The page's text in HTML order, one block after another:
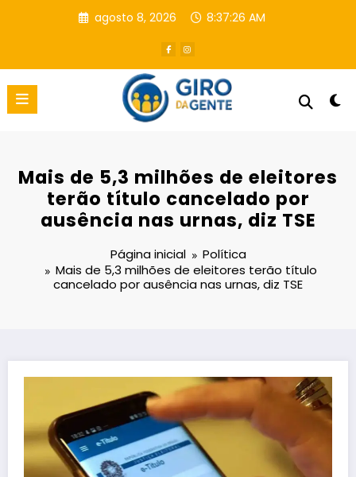
agosto 8, 2026 8:37:27 AM
Mais de 5,3 milhões de eleitores
terão título cancelado por
ausência nas urnas, diz TSE
Página inicial
Política
Mais de 5,3 milhões de eleitores terão título
cancelado por ausência nas urnas, diz TSE